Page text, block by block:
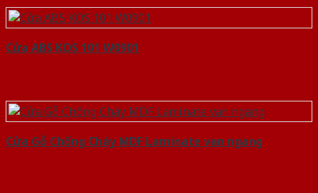
Cửa ABS KOS 101 W0901
Cửa Gỗ Chống Cháy MDF Laminate van ngang